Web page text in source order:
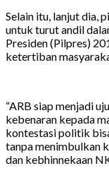
Selain itu, lanjut dia,
untuk turut andil
Presiden (Pilpres)
ketertiban
“ARB siap menjadi
kebenaran kepada
kontestasi politik
tanpa menimbulkan
dan kebhinnekaan